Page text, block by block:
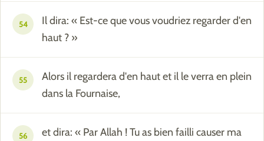
54
Il dira: « Est-ce que vous voudriez regarder d'en
haut ? »
55
Alors il regardera d'en haut et il le verra en plein
dans la Fournaise,
56
et dira: « Par Allah ! Tu as bien failli causer ma